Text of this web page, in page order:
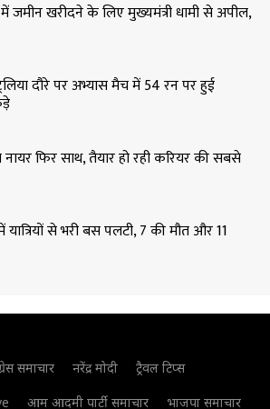
जमीन खरीदने के लिए मुख्यमंत्री धामी से अपील,
दौरे पर अभ्यास मैच में 54 रन पर हुई
फिर साथ, तैयार हो रही करियर की सबसे
से भरी बस पलटी, 7 की मौत और 11
समाचार नरेंद्र मोदी
ट्रैवल टिप्स
आम आदमी पार्टी समाचार भाजपा समाचार